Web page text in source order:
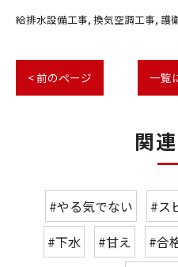
給排水設備工事 換気空調工事 護
< 前のページ 一覧
関
#やる気でない #ス
#下水
#甘え #合